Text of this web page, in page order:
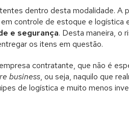
dentro desta modalidade. A
controle de estoque e logística
e segurança. Desta maneira, o
os itens em questão.
contratante, que não é
business, ou seja, naquilo que
de logística e muito menos